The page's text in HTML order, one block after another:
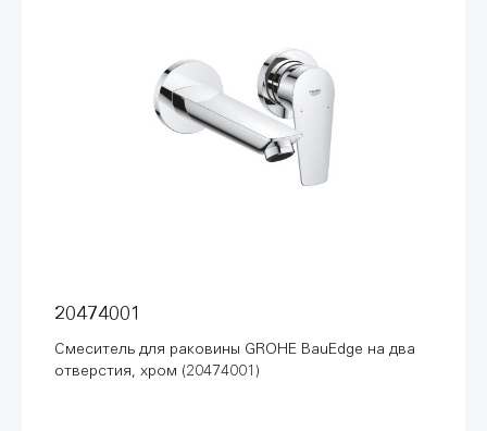
20474001
Смеситель для раковины GROHE BauEdge на два
отверстия, хром (20474001)